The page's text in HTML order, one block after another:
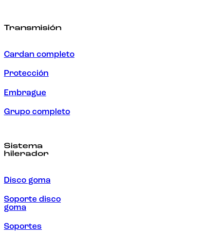
Transmisión
Cardan completo
Protección
Embrague
Grupo completo
Sistema
hilerador
Disco goma
Soporte disco
goma
Soportes